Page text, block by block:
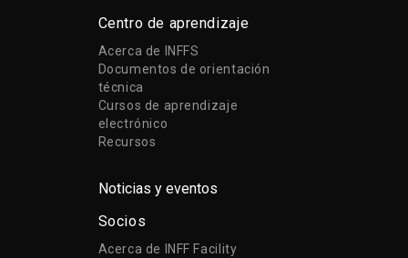
Centro de aprendizaje
Acerca de INFFS
Documentos de orientación
técnica
Cursos de aprendizaje
electrónico
Recursos
Noticias y eventos
Socios
Acerca de INFF Facility